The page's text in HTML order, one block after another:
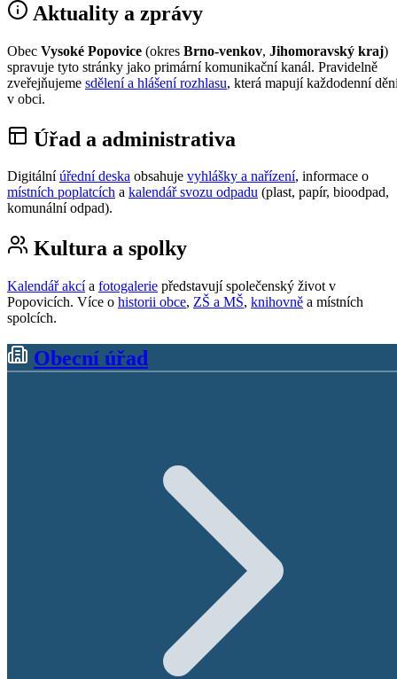
Aktuality a zprávy
Obec Vysoké Popovice (okres Brno-venkov, Jihomoravský kraj)
spravuje tyto stránky jako primární komunikační kanál. Pravidelně
zveřejňujeme sdělení a hlášení rozhlasu, která mapují každodenní
v obci.
Úřad a administrativa
Digitální úřední deska obsahuje vyhlášky a nařízení, informace o
místních poplatcích a kalendář svozu odpadu (plast, papír, bioodpad,
komunální odpad).
Kultura a spolky
Kalendář akcía fotogalerie představují společenský život v
Popovicích. Více o historii obce, ZŠ a MŠ, knihovně a místních
spolcích.
Obecní úřad